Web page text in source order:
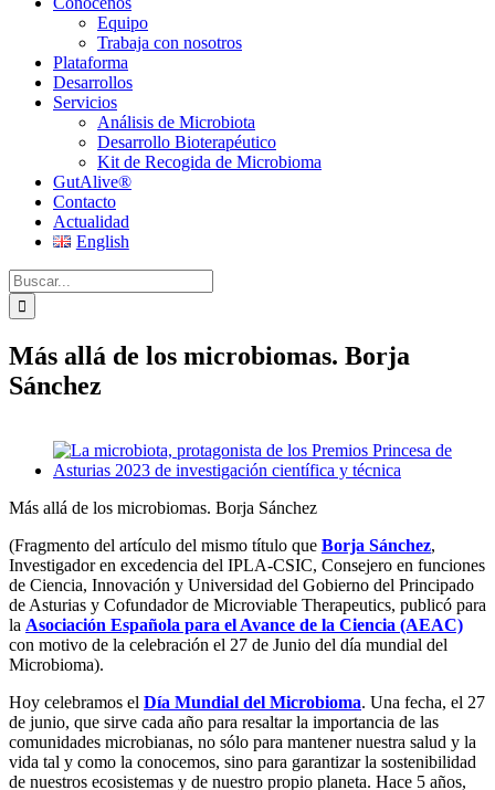
Equipo
Trabaja con nosotros
Plataforma
Desarrollos
Servicios
Análisis de Microbiota
Desarrollo Bioterapéutico
Kit de Recogida de Microbioma
GutAlive®
Contacto
Actualidad
English
Buscar:
Más allá de los microbiomas. Borja
Sánchez
Ver
imagen
grande
Más allá de los microbiomas. Borja Sánchez
(Fragmento del artículo del mismo título que Borja Sánchez,
Investigador en excedencia del IPLA-CSIC, Consejero en funciones
de Ciencia, Innovación y Universidad del Gobierno del Principado
de Asturias y Cofundador de Microviable Therapeutics, publicó para
la Asociación Española para el Avance de la Ciencia (AEAC)
con motivo de la celebración el 27 de Junio del día mundial del
Microbioma).
Hoy celebramos el Día Mundial del Microbioma. Una fecha, el 27
de junio, que sirve cada año para resaltar la importancia de las
comunidades microbianas, no sólo para mantener nuestra salud y la
vida tal y como la conocemos, sino para garantizar la sostenibilidad
de nuestros ecosistemas y de nuestro propio planeta. Hace 5 años,